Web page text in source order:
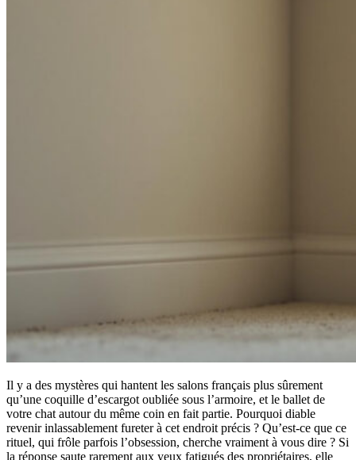
Il y a des mystères qui hantent les salons français plus sûrement
qu’une coquille d’escargot oubliée sous l’armoire, et le ballet de
votre chat autour du même coin en fait partie. Pourquoi diable
revenir inlassablement fureter à cet endroit précis ? Qu’est-ce que ce
rituel, qui frôle parfois l’obsession, cherche vraiment à vous dire ? Si
la réponse saute rarement aux yeux fatigués des propriétaires, elle